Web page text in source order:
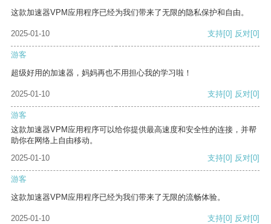
这款加速器VPM应用程序已经为我们带来了无限的隐私保护和自由。
2025-01-10 支持[0] 反对[0]
游客
超级好用的加速器，妈妈再也不用担心我的学习啦！
2025-01-10 支持[0] 反对[0]
游客
这款加速器VPM应用程序可以给你提供最高速度和安全性的连接，并帮
助你在网络上自由移动。
2025-01-10
支持[0] 反对[0]
游客
这款加速器VPM应用程序已经为我们带来了无限的流畅体验。
2025-01-10 支持[0] 反对[0]